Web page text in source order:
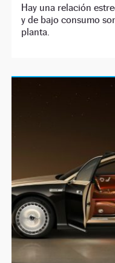
Hay una relación
y de bajo consumo
planta.